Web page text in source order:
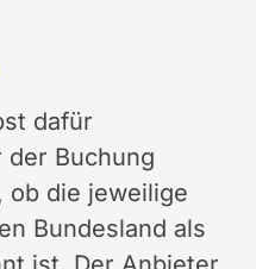
dafür
Buchung
ob die jeweilige
Bundesland als